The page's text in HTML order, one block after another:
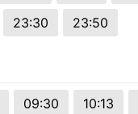
23:30 23:50
09:30 10:13